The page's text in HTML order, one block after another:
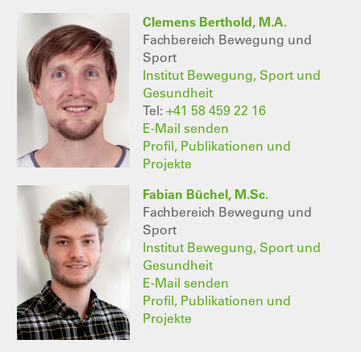
Clemens Berthold, M.A.
Fachbereich Bewegung und
Sport
Institut Bewegung, Sport und
Gesundheit
Tel: +41 58 459 22 16
E-Mail senden
Profil, Publikationen und
Projekte
Fabian Büchel, M.Sc.
Fachbereich Bewegung und
Sport
Institut Bewegung, Sport und
Gesundheit
E-Mail senden
Profil, Publikationen und
Projekte